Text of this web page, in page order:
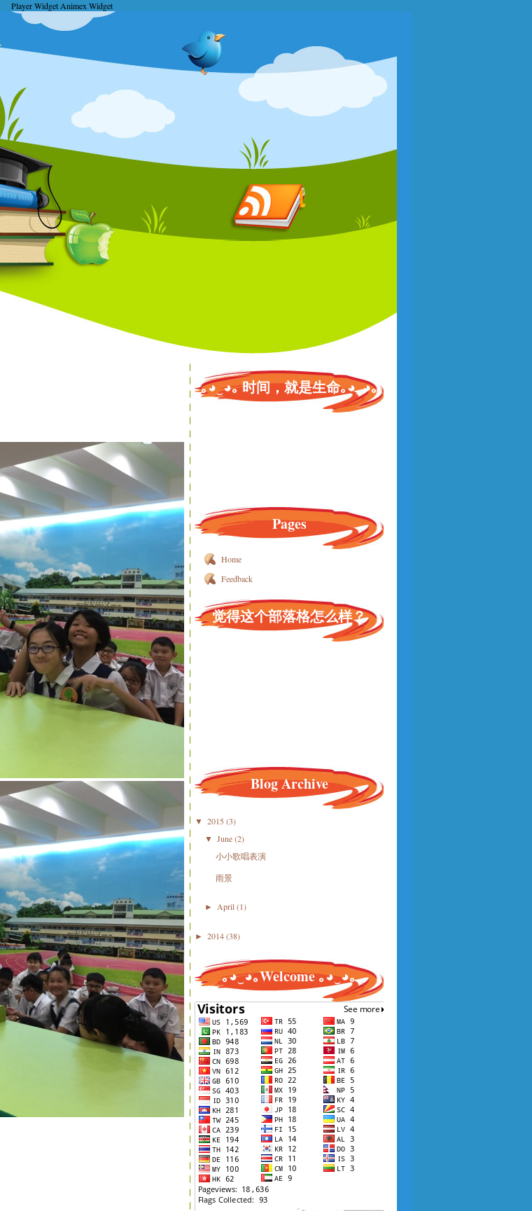
Player Widget Animex Widget
｡◕‿◕｡ 时间，就是生命｡◕‿◕｡
Pages
Home
Feedback
觉得这个部落格怎么样？
Blog Archive
▼ 2015(3)
▼June(2)
小小歌唱表演
雨景
►April(1)
► 2014(38)
｡◕‿◕｡Welcome ｡◕‿◕｡